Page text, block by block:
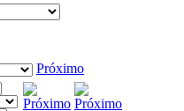
Próximo